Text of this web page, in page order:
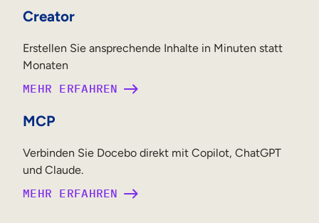
Creator
Erstellen Sie ansprechende Inhalte in Minuten statt
Monaten
MEHR ERFAHREN
MCP
Verbinden Sie Docebo direkt mit Copilot, ChatGPT
und Claude.
MEHR ERFAHREN